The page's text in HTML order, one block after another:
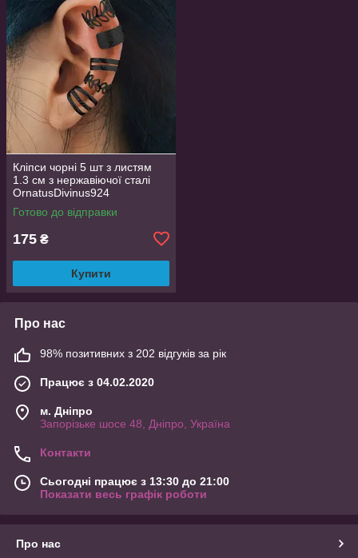
Кліпси чорні 5 шт з листям
1.3 см з нержавіючої сталі
OrnatusDivinus924
Готово до відправки
175 ₴
Купити
Про нас
98% позитивних з 202 відгуків за рік
Працює з 04.02.2020
м. Дніпро
Запорізьке шосе 48, Дніпро, Україна
Контакти
Сьогодні працює з 13:30 до 21:00
Показати весь графік роботи
Про нас